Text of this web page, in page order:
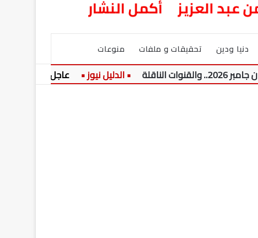
دنيا ودين تحقيقات و ملفات منوعات
عاجل: نيولوك